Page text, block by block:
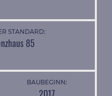
STANDARD:
85
BAUBEGINN: